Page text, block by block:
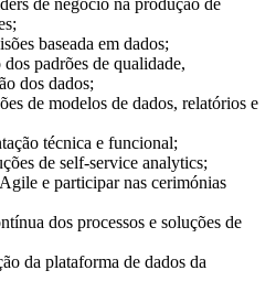
de negócio na produção de
baseada em dados;
padrões de qualidade,
dos dados;
de modelos de dados, relatórios e
técnica e funcional;
de self-service analytics;
e participar nas cerimónias
dos processos e soluções de
da plataforma de dados da